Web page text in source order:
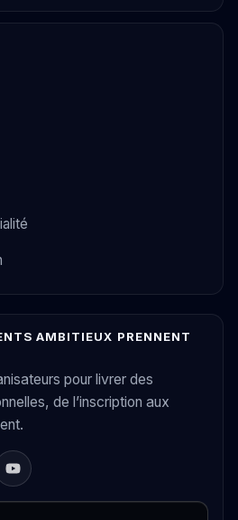
AMBITIEUX PRENNENT
pour livrer des
de l’inscription aux